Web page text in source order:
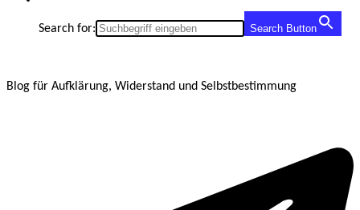
Search for: Search Button
Blog für Aufklärung, Widerstand und Selbstbestimmung